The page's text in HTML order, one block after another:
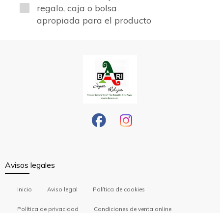
regalo, caja o bolsa
apropiada para el producto
Avisos legales
Inicio Aviso legal Política de cookies
Política de privacidad Condiciones de venta online